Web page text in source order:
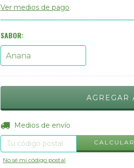
Ver medios de pago
SABOR:
Entregas para el CP:
Medios de envío
CALCULAR
No sé mi código postal